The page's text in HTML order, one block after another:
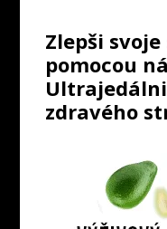
Zlepši
pomocou
zdravého